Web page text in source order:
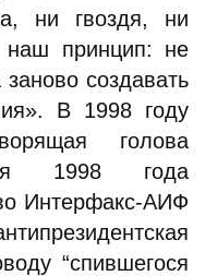
ни гвоздя, ни
принцип: не
создавать
В 1998 году
голова
1998 года
Интерфакс-АИФ
“спившегося